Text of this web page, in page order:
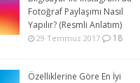
Fotoğraf Paylaşımı Nasıl
Yapılır? (Resmli Anlatım)
29 Temmuz 2017 18
Özelliklerine Göre En İyi